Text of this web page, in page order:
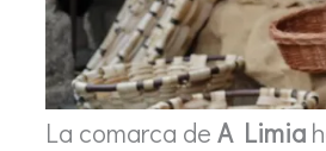
La comarca de A Limia